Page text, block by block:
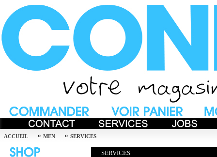
ACCUEIL » MEN » SERVICES
SERVICES